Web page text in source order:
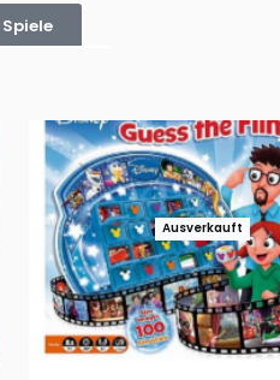
Ausverkauft